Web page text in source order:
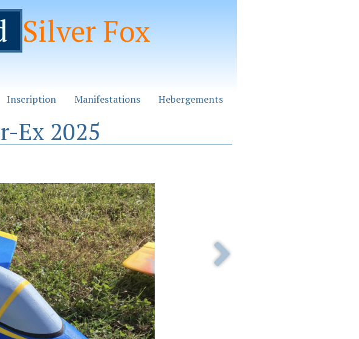
Silver Fox
Inscription Manifestations Hebergements
Ex 2025